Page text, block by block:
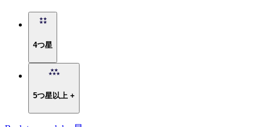
4つ星
5つ星以上 +